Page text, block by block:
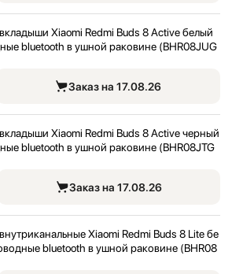
Xiaomi Redmi Buds 8 Active белый
bluetooth в ушной раковине (BHR08JUG
Заказ на 17.08.26
Xiaomi Redmi Buds 8 Active черный
bluetooth в ушной раковине (BHR08JTG
Заказ на 17.08.26
Xiaomi Redmi Buds 8 Lite бе
bluetooth в ушной раковине (BHR08